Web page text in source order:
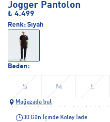
Jogger Pantolon
₺ 4.499
Beden:
S M L
Renk: Siyah
Mağazada bul
30 Gün İçinde Kolay İade